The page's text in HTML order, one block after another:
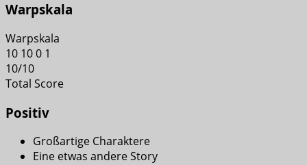
Warpskala
Warpskala
10 100 1
10/10
Total Score
Positiv
Großartige Charaktere
Eine etwas andere Story